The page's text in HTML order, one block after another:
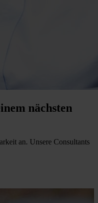
nächsten
an. Unsere Consultants